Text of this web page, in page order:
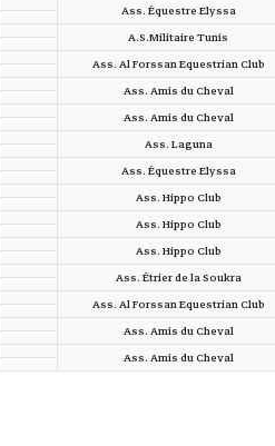
Ass. Équestre Elyssa
A.S.Militaire Tunis
Ass. Al Forssan Equestrian Club
Ass. Amis du Cheval
Ass. Amis du Cheval
Ass. Laguna
Ass. Équestre Elyssa
Ass. Hippo Club
Ass. Hippo Club
Ass. Hippo Club
Ass. Étrier de la Soukra
Ass. Al Forssan Equestrian Club
Ass. Amis du Cheval
Ass. Amis du Cheval